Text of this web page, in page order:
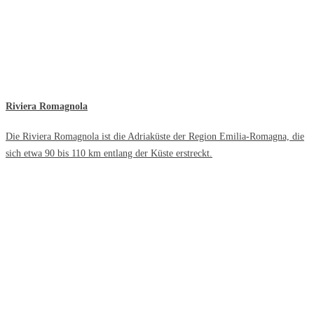
Riviera Romagnola
Die Riviera Romagnola ist die Adriaküste der Region Emilia-Romagna, die
sich etwa 90 bis 110 km entlang der Küste erstreckt.